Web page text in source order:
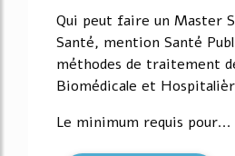
Qui peut faire un Master
Santé, mention Santé
méthodes de traitement
Biomédicale et
Le minimum requis pour...